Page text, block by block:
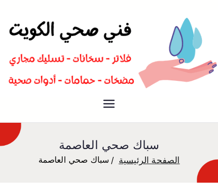
سباك صحي تسليك مجاري افضل
سباك صحي العاصمة
الصفحة الرئيسية سباك صحي العاصمة